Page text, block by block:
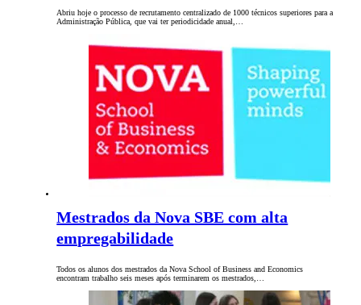
Abriu hoje o processo de recrutamento centralizado de 1000 técnicos superiores para a
Administração Pública, que vai ter periodicidade anual,…
Mestrados da Nova SBE com alta
empregabilidade
Todos os alunos dos mestrados da Nova School of Business and Economics
encontram trabalho seis meses após terminarem os mestrados,…